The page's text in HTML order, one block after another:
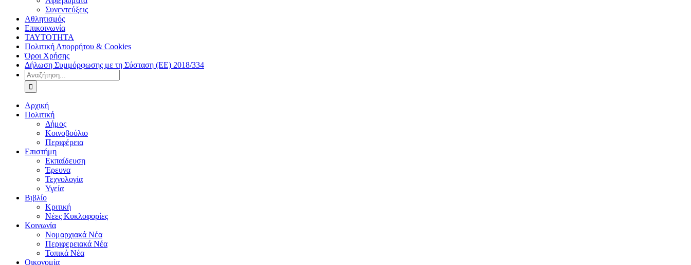
Συνεντεύξεις
Αθλητισμός
Επικοινωνία
ΤΑΥΤΟΤΗΤΑ
Πολιτική Απορρήτου & Cookies
Όροι Χρήσης
Δήλωση Συμμόρφωσης με τη Σύσταση (ΕΕ) 2018/334
Αναζήτηση
για:
Αρχική
Πολιτική
Δήμος
Κοινοβούλιο
Περιφέρεια
Επιστήμη
Εκπαίδευση
Έρευνα
Τεχνολογία
Υγεία
Βιβλίο
Κριτική
Νέες Κυκλοφορίες
Κοινωνία
Νομαρχιακά Νέα
Περιφερειακά Νέα
Τοπικά Νέα
Οικονομία